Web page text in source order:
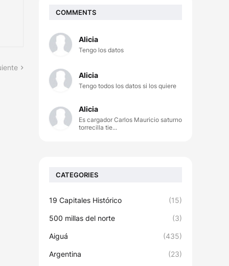
COMMENTS
Alicia
Tengo los datos
Alicia
Tengo todos los datos si los quiere
Alicia
Es cargador Carlos Mauricio saturno
torrecilla tie...
CATEGORIES
19 Capitales Histórico (15)
500 millas del norte (3)
Aiguá (435)
Argentina (23)